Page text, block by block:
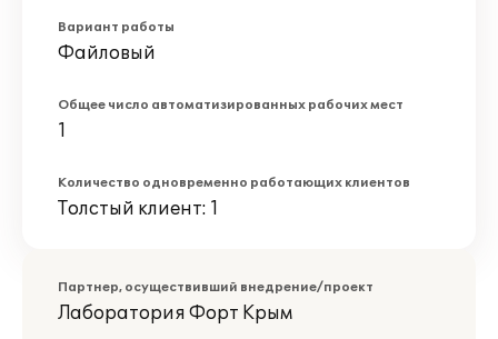
Вариант работы
Файловый
Общее число автоматизированных рабочих мест
1
Количество одновременно работающих клиентов
Толстый клиент: 1
Партнер, осуществивший внедрение/проект
Лаборатория Форт Крым